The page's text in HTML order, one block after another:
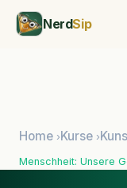
NerdSip
Home ›Kurse ›
Menschheit: Unsere